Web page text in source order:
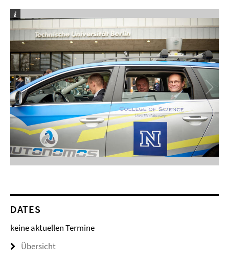
DATES
keine aktuellen Termine
Übersicht